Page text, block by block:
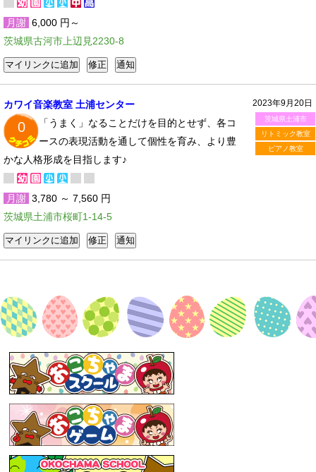
月謝 6,000 円～
茨城県古河市上辺見2230-8
2023年9月20日
茨城県土浦市
リトミック教室
ピアノ教室
カワイ音楽教室 土浦センター
0
「うまく」なることだけを目的とせず、各コ
ースの表現活動を通して個性を育み、より豊
かな人格形成を目指します♪
月謝 3,780 ～ 7,560 円
茨城県土浦市桜町1-14-5